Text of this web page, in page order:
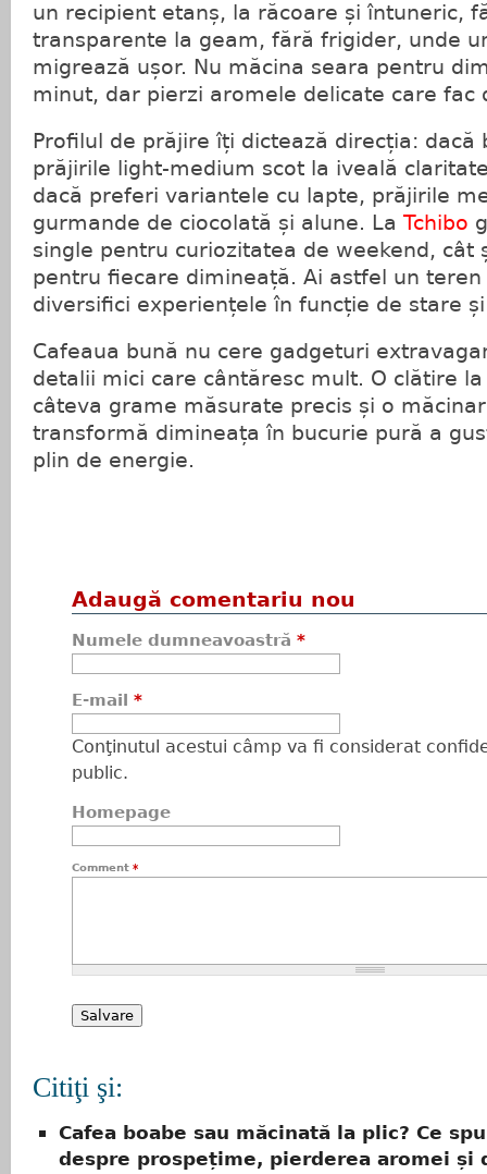
un recipient etanș, la răcoare și întuneric,
transparente la geam, fără frigider, unde
migrează ușor. Nu măcina seara pentru
minut, dar pierzi aromele delicate care fac
Profilul de prăjire îți dictează direcția: dacă
prăjirile light-medium scot la iveală
dacă preferi variantele cu lapte, prăjirile
gurmande de ciocolată și alune. La Tchibo
single pentru curiozitatea de weekend, cât
pentru fiecare dimineață. Ai astfel un
diversifici experiențele în funcție de stare
Cafeaua bună nu cere gadgeturi
detalii mici care cântăresc mult. O clătire
câteva grame măsurate precis și o
transformă dimineața în bucurie pură a
plin de energie.
Adaugă comentariu nou
Numele dumneavoastră *
E-mail *
Conţinutul acestui câmp va fi considerat
public.
Homepage
Comment *
Citiţi şi:
Cafea boabe sau măcinată la plic? Ce
despre prospețime, pierderea aromei și